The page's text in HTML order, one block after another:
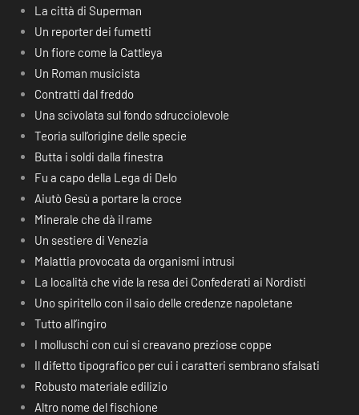
La città di Superman
Un reporter dei fumetti
Un fiore come la Cattleya
Un Roman musicista
Contratti dal freddo
Una scivolata sul fondo sdrucciolevole
Teoria sull’origine delle specie
Butta i soldi dalla finestra
Fu a capo della Lega di Delo
Aiutò Gesù a portare la croce
Minerale che dà il rame
Un sestiere di Venezia
Malattia provocata da organismi intrusi
La località che vide la resa dei Confederati ai Nordisti
Uno spiritello con il saio delle credenze napoletane
Tutto all’ingiro
I molluschi con cui si creavano preziose coppe
Il difetto tipografico per cui i caratteri sembrano sfalsati
Robusto materiale edilizio
Altro nome del fischione